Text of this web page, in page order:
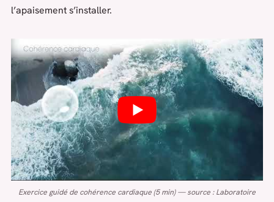
l’apaisement s’installer.
Exercice guidé de cohérence cardiaque (5 min) — source : Laboratoire